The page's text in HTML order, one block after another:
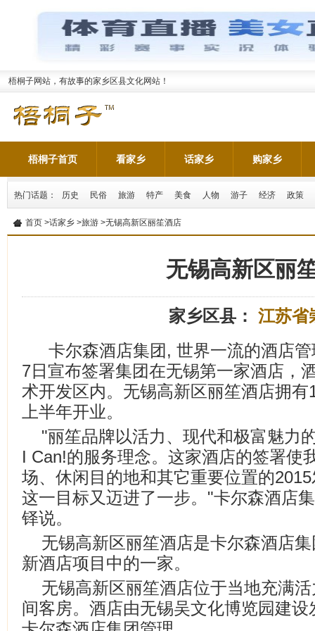
梧桐子网站，有故事的家乡区县文化网站！
梧桐子首页 看家乡 话家乡 购家乡
热门话题： 历史 民俗 旅游 特产 美食 人物 游子 经济 政策
首页 >话家乡 >旅游 >无锡高新区丽笙酒店
无锡高新区丽
家乡区县： 江苏省
卡尔森酒店集团, 世界一流的酒店
7日宣布签署集团在无锡第一家酒店，
术开发区内。无锡高新区丽笙酒店拥
上半年开业。
"丽笙品牌以活力、现代和极富魅力
I Can!的服务理念。这家酒店的签署使
场、休闲目的地和其它重要位置的
这一目标又迈进了一步。"卡尔森酒店
铎说。
无锡高新区丽笙酒店是卡尔森酒店
新酒店项目中的一家。
无锡高新区丽笙酒店位于当地充满
间客房。酒店由无锡吴文化博览园建